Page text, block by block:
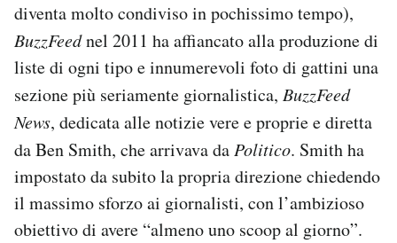
diventa molto condiviso in pochissimo tempo),
BuzzFeednel 2011 ha affiancato alla produzione di
liste di ogni tipo e innumerevoli foto di gattini una
sezione più seriamente giornalistica, BuzzFeed
News, dedicata alle notizie vere e proprie e diretta
da Ben Smith, che arrivava daPolitico. Smith ha
impostato da subito la propria direzione chiedendo
il massimo sforzo ai giornalisti, con l’ambizioso
obiettivo di avere “almeno uno scoop al giorno”.